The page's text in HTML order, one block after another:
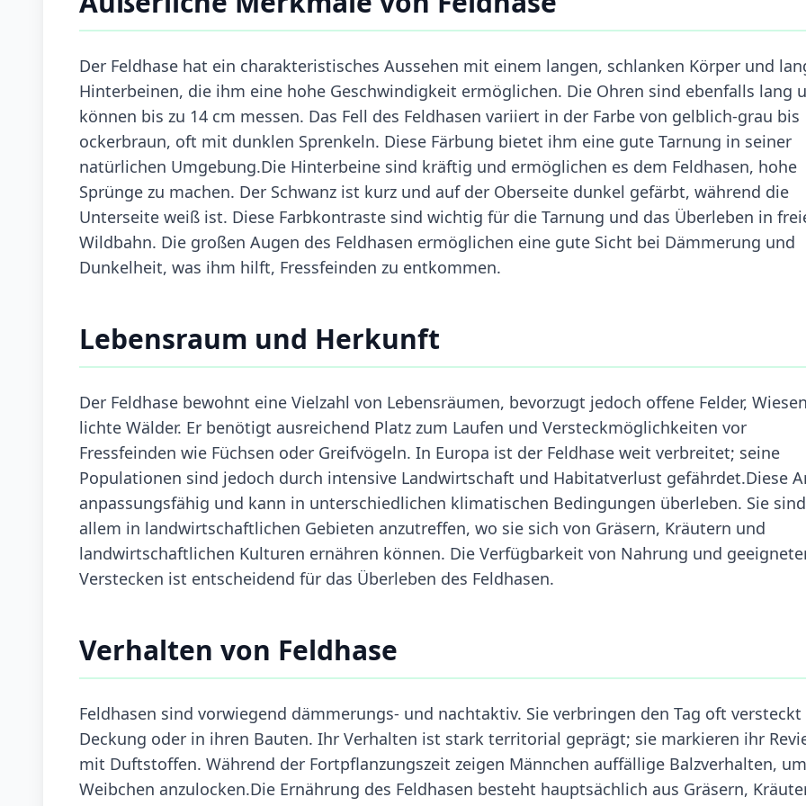
Der Feldhase hat ein charakteristisches Aussehen mit einem langen, schlanken Körper und
Hinterbeinen, die ihm eine hohe Geschwindigkeit ermöglichen. Die Ohren sind ebenfalls lang
können bis zu 14 cm messen. Das Fell des Feldhasen variiert in der Farbe von gelblich-grau bis
ockerbraun, oft mit dunklen Sprenkeln. Diese Färbung bietet ihm eine gute Tarnung in seiner
natürlichen Umgebung.Die Hinterbeine sind kräftig und ermöglichen es dem Feldhasen, hohe
Sprünge zu machen. Der Schwanz ist kurz und auf der Oberseite dunkel gefärbt, während die
Unterseite weiß ist. Diese Farbkontraste sind wichtig für die Tarnung und das Überleben in
Wildbahn. Die großen Augen des Feldhasen ermöglichen eine gute Sicht bei Dämmerung und
Dunkelheit, was ihm hilft, Fressfeinden zu entkommen.
Lebensraum und Herkunft
Der Feldhase bewohnt eine Vielzahl von Lebensräumen, bevorzugt jedoch offene Felder,
lichte Wälder. Er benötigt ausreichend Platz zum Laufen und Versteckmöglichkeiten vor
Fressfeinden wie Füchsen oder Greifvögeln. In Europa ist der Feldhase weit verbreitet; seine
Populationen sind jedoch durch intensive Landwirtschaft und Habitatverlust gefährdet.Diese
anpassungsfähig und kann in unterschiedlichen klimatischen Bedingungen überleben. Sie
allem in landwirtschaftlichen Gebieten anzutreffen, wo sie sich von Gräsern, Kräutern und
landwirtschaftlichen Kulturen ernähren können. Die Verfügbarkeit von Nahrung und
Verstecken ist entscheidend für das Überleben des Feldhasen.
Verhalten von Feldhase
Feldhasen sind vorwiegend dämmerungs- und nachtaktiv. Sie verbringen den Tag oft versteckt
Deckung oder in ihren Bauten. Ihr Verhalten ist stark territorial geprägt; sie markieren ihr
mit Duftstoffen. Während der Fortpflanzungszeit zeigen Männchen auffällige Balzverhalten, um
Weibchen anzulocken.Die Ernährung des Feldhasen besteht hauptsächlich aus Gräsern,